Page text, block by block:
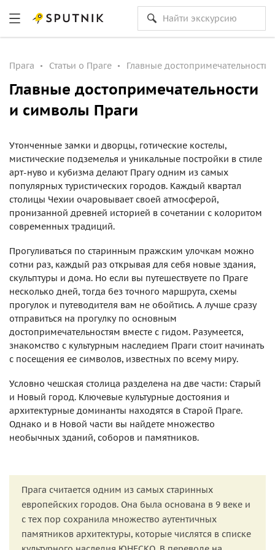
Прага Статьи о Праге Главные
Главные достопримечательности
и символы Праги
Утонченные замки и дворцы, готические костелы,
мистические подземелья и уникальные постройки в стиле
арт-нуво и кубизма делают Прагу одним из самых
популярных туристических городов. Каждый квартал
столицы Чехии очаровывает своей атмосферой,
пронизанной древней историей в сочетании с колоритом
современных традиций.
Прогуливаться по старинным пражским улочкам можно
сотни раз, каждый раз открывая для себя новые здания,
скульптуры и дома. Но если вы путешествуете по Праге
несколько дней, тогда без точного маршрута, схемы
прогулок и путеводителя вам не обойтись. А лучше сразу
отправиться на прогулку по основным
достопримечательностям вместе с гидом. Разумеется,
знакомство с культурным наследием Праги стоит начинать
с посещения ее символов, известных по всему миру.
Условно чешская столица разделена на две части: Старый
и Новый город. Ключевые культурные достояния и
архитектурные доминанты находятся в Старой Праге.
Однако и в Новой части вы найдете множество
необычных зданий, соборов и памятников.
Прага считается одним из самых старинных
европейских городов. Она была основана в 9 веке и
с тех пор сохранила множество аутентичных
памятников архитектуры, которые числятся в списке